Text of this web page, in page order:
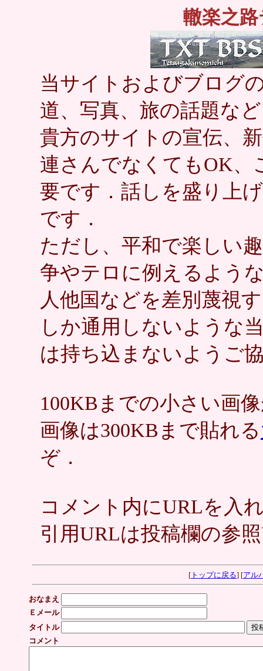
轍楽之
当サイトおよびブログ
道、写真、旅の話題な
貴方のサイトの宣伝、
連さんでなくてもOK、
要です．話しを盛り上
です．
ただし、平和で楽しい
争やテロに例えるよう
人他国などを差別蔑視
しか通用しないような
は持ち込まないようご
100KBまでの小さい画
画像は300KBまで貼れる
ぞ．
コメント内にURLを入
引用URLは投稿欄の参
[ トップに戻る] [アル
おなまえ
Ｅメール
タイトル
コメント